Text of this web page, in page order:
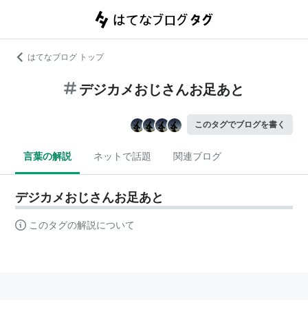
はてなブログ トップ
デジカメおじさんお足あと
このタグでブログを書く
言葉の解説 ネットで話題 関連ブログ
デジカメおじさんお足あと
このタグの解説について